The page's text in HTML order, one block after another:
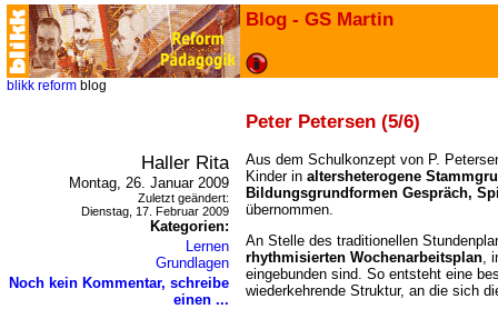
Blog - GS Martin
blikk reform blog
Peter Petersen (5/6)
Haller Rita
Montag, 26. Januar 2009
Zuletzt geändert:
Dienstag, 17. Februar 2009
Kategorien:
Lernen
Grundlagen
Noch kein Kommentar, schreibe
einen ...
Aus dem Schulkonzept von P.
Kinder in altersheterogene
Bildungsgrundformen Gespräch,
übernommen.
An Stelle des traditionellen
rhythmisierten Wochenarbeitsplan,
eingebunden sind. So entsteht eine
wiederkehrende Struktur, an die sich